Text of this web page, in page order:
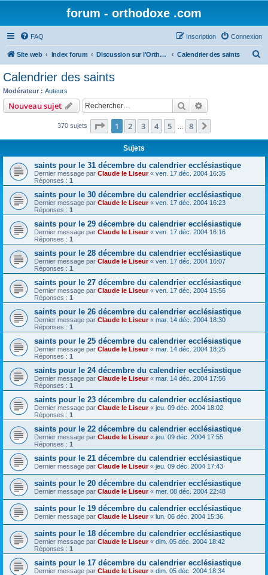
forum - orthodoxe .com
FAQ Connexion
Inscription
Site web Index forum Discussion sur l'Orthodoxie Calendrier des saints
c
Calendrier des saints
Modérateur : Auteurs
Nouveau sujet Rechercher
370 sujets Page 1sur8
1 2 3 4 5 8
Sujets
saints pour le 31 décembre du calendrier ecclésiastique
Dernier message par Claude le Liseur« ven. 17 déc. 2004 16:35
Réponses : 1
saints pour le 30 décembre du calendrier ecclésiastique
Dernier message par Claude le Liseur« ven. 17 déc. 2004 16:23
Réponses : 1
saints pour le 29 décembre du calendrier ecclésiastique
Dernier message par Claude le Liseur« ven. 17 déc. 2004 16:16
Réponses : 1
saints pour le 28 décembre du calendrier ecclésiastique
Dernier message par Claude le Liseur« ven. 17 déc. 2004 16:07
Réponses : 1
saints pour le 27 décembre du calendrier ecclésiastique
Dernier message par Claude le Liseur« ven. 17 déc. 2004 15:56
Réponses : 1
saints pour le 26 décembre du calendrier ecclésiastique
Dernier message par Claude le Liseur« mar. 14 déc. 2004 18:30
Réponses : 1
saints pour le 25 décembre du calendrier ecclésiastique
Dernier message par Claude le Liseur« mar. 14 déc. 2004 18:25
Réponses : 1
saints pour le 24 décembre du calendrier ecclésiastique
Dernier message par Claude le Liseur« mar. 14 déc. 2004 17:56
Réponses : 1
saints pour le 23 décembre du calendrier ecclésiastique
Dernier message par Claude le Liseur« jeu. 09 déc. 2004 18:02
Réponses : 1
saints pour le 22 décembre du calendrier ecclésiastique
Dernier message par Claude le Liseur« jeu. 09 déc. 2004 17:55
Réponses : 1
saints pour le 21 décembre du calendrier ecclésiastique
Dernier message par Claude le Liseur« jeu. 09 déc. 2004 17:43
saints pour le 20 décembre du calendrier ecclésiastique
Dernier message par Claude le Liseur« mer. 08 déc. 2004 22:48
saints pour le 19 décembre du calendrier ecclésiastique
Dernier message par Claude le Liseur« lun. 06 déc. 2004 15:36
saints pour le 18 décembre du calendrier ecclésiastique
Dernier message par Claude le Liseur« dim. 05 déc. 2004 18:42
Réponses : 1
saints pour le 17 décembre du calendrier ecclésiastique
Dernier message par Claude le Liseur« dim. 05 déc. 2004 18:34